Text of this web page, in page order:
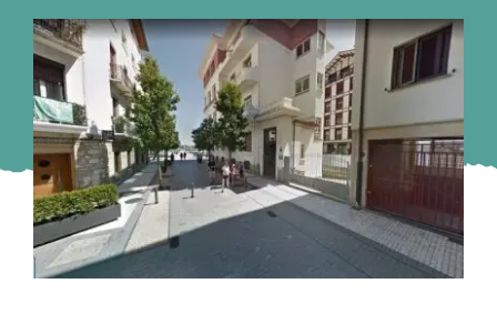
Gijón
Vigo
Córdoba
Todas las CCAA